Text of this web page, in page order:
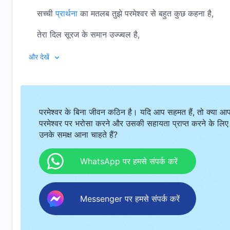
सच्चीप्रार्थना का मतलब तुझे परमेश्वर से बहुत कुछ कहना है,
तेरा दिल सूरज के समान उज्ज्वल है,
तू परमेश्वर की सुंदरता से प्रेरित होता है,
इससे परमेश्वर से प्रेम करने की सामर्थ बढ़ती है,
परमेश्वर से प्रेम करने की कीमत महसूस होती है;
और यह सब सिद्ध करेगा कि तुम्हारी प्रार्थना सच्ची है।
सच्ची दुआ औपचारिकता नहीं है,
प्रक्रिया नहीं है और न ही वचन को महज़ पढ़ना है।
और देखें
परमेश्वर के बिना जीवन कठिन है। यदि आप सहमत हैं, तो क्या
परमेश्वर पर भरोसा करने और उसकी सहायता प्राप्त करने के लिए
उनके समक्ष आना चाहते हैं?
WhatsApp पर हमसे संपर्क करें
Messenger पर हमसे संपर्क करें